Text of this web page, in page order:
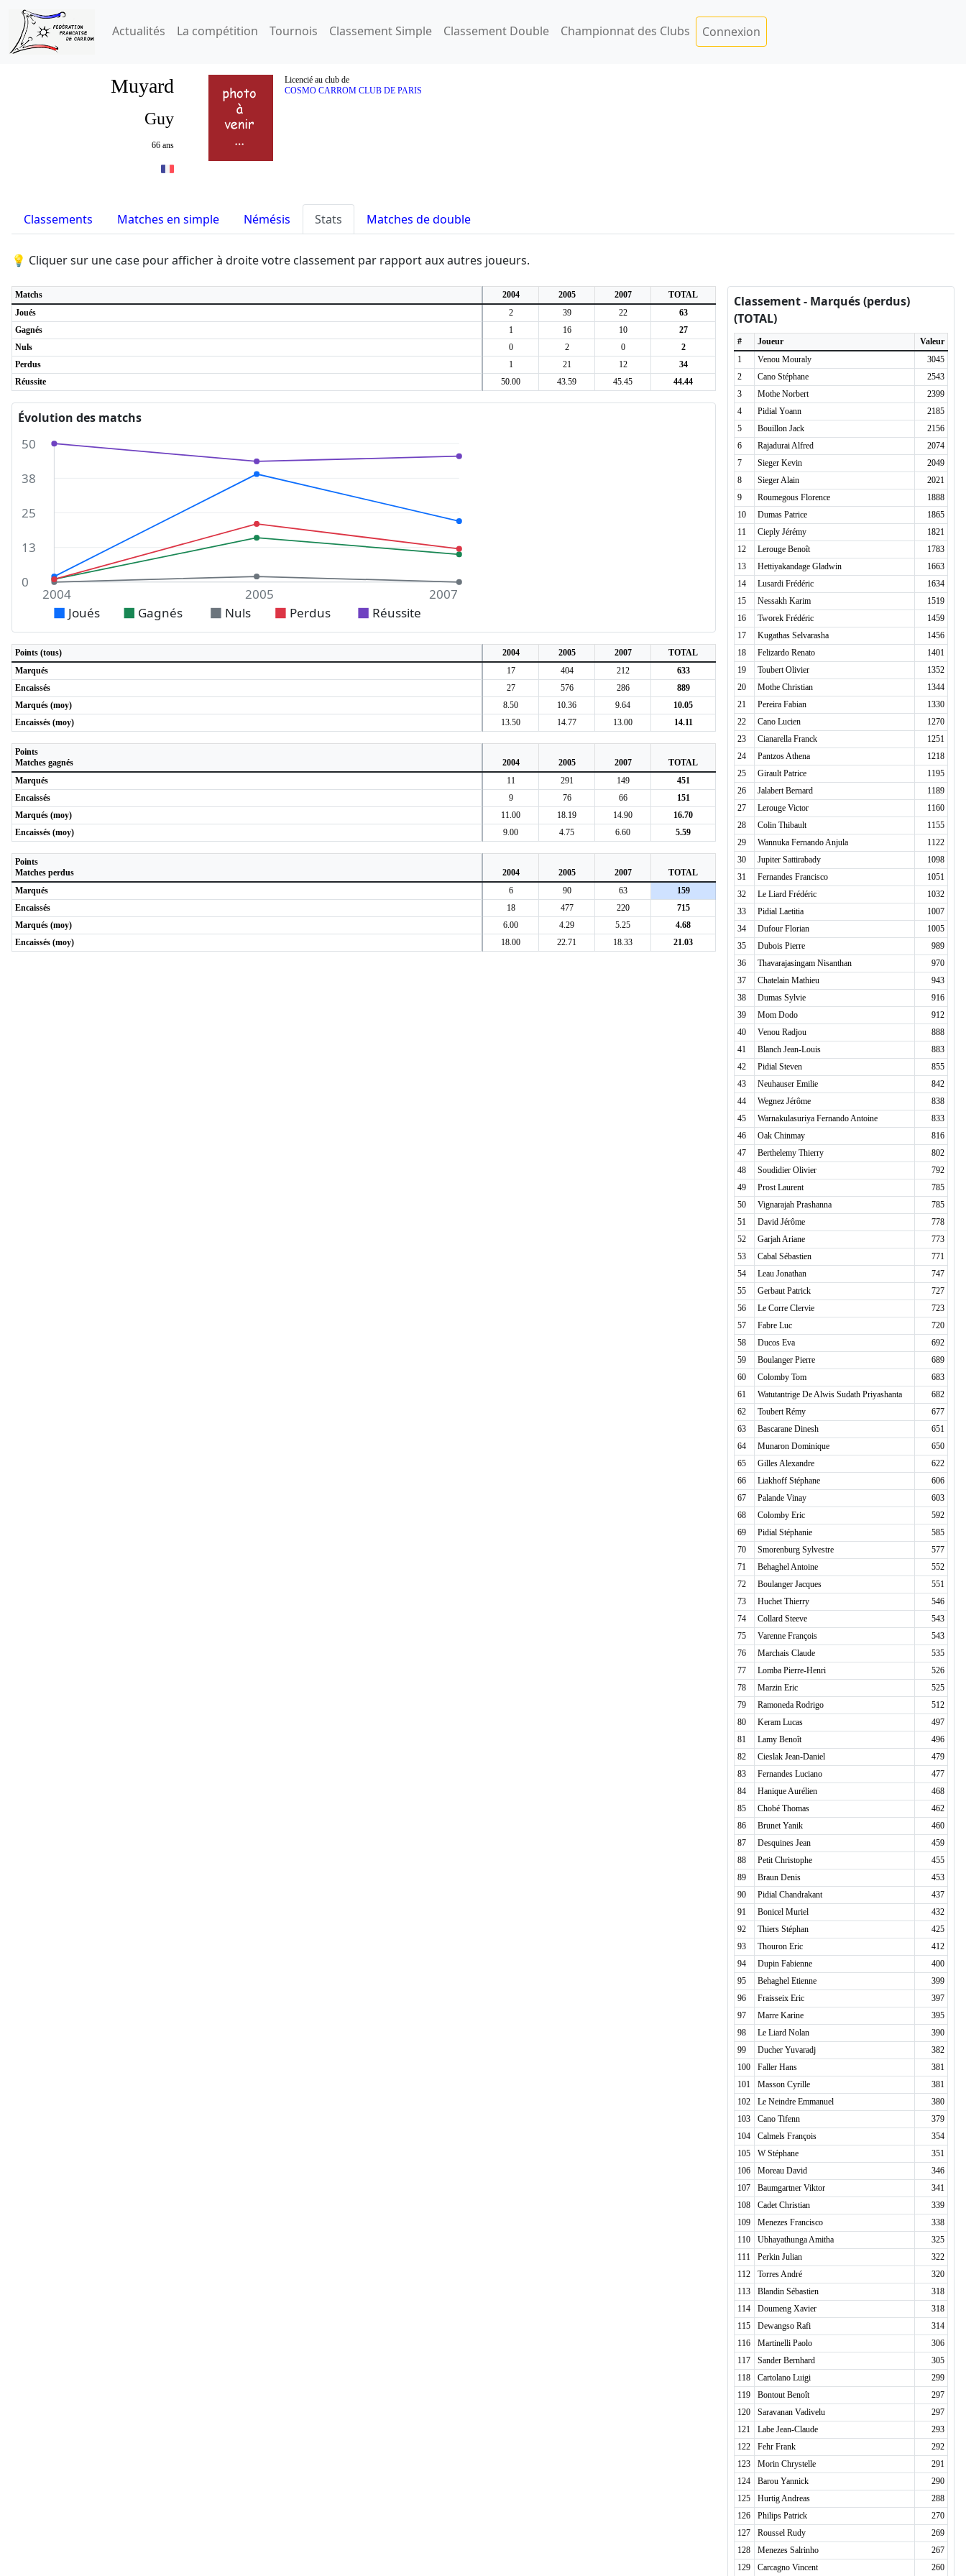
Actualités La compétition Tournois Classement Simple Classement Double Championnat des Clubs Connexion
Muyard
Licencié au club de
COSMO CARROM CLUB DE PARIS
Guy
66 ans
Classements Matches en simple Némésis Stats Matches de double
💡 Cliquer sur une case pour afficher à droite votre classement par rapport aux autres joueurs.
Matchs 2004 2005 2007
TOTAL
Joués
2 39 22
63
Gagnés
1 16 10
27
Nuls
0 2 0
2
Perdus
1 21 12
34
Réussite
50.00 43.59 45.45 44.44
Évolution des matchs
50
38
25
13
0
2004 2005 2007
Joués Gagnés Nuls Perdus Réussite
Points (tous) 2004 2005 2007
TOTAL
Marqués
17 404 212
633
Encaissés
27 576 286
889
Marqués (moy)
8.50 10.36 9.64
10.05
Encaissés (moy)
13.50 14.77 13.00 14.11
Points
Matches gagnés
2004 2005 2007
TOTAL
Marqués
11 291 149
451
Encaissés
9 76 66
151
Marqués (moy)
11.00 18.19 14.90
16.70
Encaissés (moy)
9.00 4.75 6.60 5.59
Points
Matches perdus
2004 2005 2007
TOTAL
Marqués
6 90 63
159
Encaissés
18 477 220
715
Marqués (moy)
6.00 4.29 5.25
4.68
Encaissés (moy)
18.00 22.71 18.33 21.03
Classement - Marqués (perdus)
(TOTAL)
# Joueur
Valeur
1
Venou Mouraly
3045
2
Cano Stéphane
2543
3
Mothe Norbert
2399
4
Pidial Yoann
2185
5
Bouillon Jack
2156
6
Rajadurai Alfred
2074
7
Sieger Kevin
2049
8
Sieger Alain
2021
9
Roumegous Florence
1888
10
Dumas Patrice
1865
11
Cieply Jérémy
1821
12
Lerouge Benoît
1783
13
Hettiyakandage Gladwin
1663
14
Lusardi Frédéric
1634
15
Nessakh Karim
1519
16
Tworek Frédéric
1459
17
Kugathas Selvarasha
1456
18
Felizardo Renato
1401
19
Toubert Olivier
1352
20
Mothe Christian
1344
21
Pereira Fabian
1330
22
Cano Lucien
1270
23
Cianarella Franck
1251
24
Pantzos Athena
1218
25
Girault Patrice
1195
26
Jalabert Bernard
1189
27
Lerouge Victor
1160
28
Colin Thibault
1155
29
Wannuka Fernando Anjula
1122
30
Jupiter Sattirabady
1098
31
Fernandes Francisco
1051
32
Le Liard Frédéric
1032
33
Pidial Laetitia
1007
34
Dufour Florian
1005
35
Dubois Pierre
989
36
Thavarajasingam Nisanthan
970
37
Chatelain Mathieu
943
38
Dumas Sylvie
916
39
Mom Dodo
912
40
Venou Radjou
888
41
Blanch Jean-Louis
883
42
Pidial Steven
855
43
Neuhauser Emilie
842
44
Wegnez Jérôme
838
45
Warnakulasuriya Fernando Antoine
833
46
Oak Chinmay
816
47
Berthelemy Thierry
802
48
Soudidier Olivier
792
49
Prost Laurent
785
50
Vignarajah Prashanna
785
51
David Jérôme
778
52
Garjah Ariane
773
53
Cabal Sébastien
771
54
Leau Jonathan
747
55
Gerbaut Patrick
727
56
Le Corre Clervie
723
57
Fabre Luc
720
58
Ducos Eva
692
59
Boulanger Pierre
689
60
Colomby Tom
683
61
Watutantrige De Alwis Sudath Priyashanta
682
62
Toubert Rémy
677
63
Bascarane Dinesh
651
64
Munaron Dominique
650
65
Gilles Alexandre
622
66
Liakhoff Stéphane
606
67
Palande Vinay
603
68
Colomby Eric
592
69
Pidial Stéphanie
585
70
Smorenburg Sylvestre
577
71
Behaghel Antoine
552
72
Boulanger Jacques
551
73
Huchet Thierry
546
74
Collard Steeve
543
75
Varenne François
543
76
Marchais Claude
535
77
Lomba Pierre-Henri
526
78
Marzin Eric
525
79
Ramoneda Rodrigo
512
80
Keram Lucas
497
81
Lamy Benoît
496
82
Cieslak Jean-Daniel
479
83
Fernandes Luciano
477
84
Hanique Aurélien
468
85
Chobé Thomas
462
86
Brunet Yanik
460
87
Desquines Jean
459
88
Petit Christophe
455
89
Braun Denis
453
90
Pidial Chandrakant
437
91
Bonicel Muriel
432
92
Thiers Stéphan
425
93
Thouron Eric
412
94
Dupin Fabienne
400
95
Behaghel Etienne
399
96
Fraisseix Eric
397
97
Marre Karine
395
98
Le Liard Nolan
390
99
Ducher Yuvaradj
382
100
Faller Hans
381
101
Masson Cyrille
381
102
Le Neindre Emmanuel
380
103
Cano Tifenn
379
104
Calmels François
354
105
W Stéphane
351
106
Moreau David
346
107
Baumgartner Viktor
341
108
Cadet Christian
339
109
Menezes Francisco
338
110
Ubhayathunga Amitha
325
111
Perkin Julian
322
112
Torres André
320
113
Blandin Sébastien
318
114
Doumeng Xavier
318
115
Dewangso Rafi
314
116
Martinelli Paolo
306
117
Sander Bernhard
305
118
Cartolano Luigi
299
119
Bontout Benoît
297
120
Saravanan Vadivelu
297
121
Labe Jean-Claude
293
122
Fehr Frank
292
123
Morin Chrystelle
291
124
Barou Yannick
290
125
Hurtig Andreas
288
126
Philips Patrick
270
127
Roussel Rudy
269
128
Menezes Salrinho
267
129
Carcagno Vincent 260